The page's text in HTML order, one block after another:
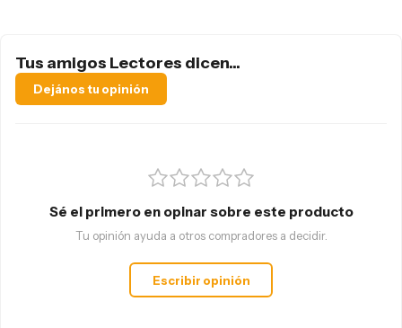
Tus amigos Lectores dicen...
Dejános tu opinión
Sé el primero en opinar sobre este producto
Tu opinión ayuda a otros compradores a decidir.
Escribir opinión